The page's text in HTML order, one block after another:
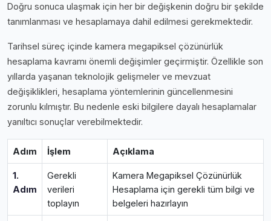
Doğru sonuca ulaşmak için her bir değişkenin doğru bir şekilde
tanımlanması ve hesaplamaya dahil edilmesi gerekmektedir.
Tarihsel süreç içinde kamera megapiksel çözünürlük
hesaplama kavramı önemli değişimler geçirmiştir. Özellikle son
yıllarda yaşanan teknolojik gelişmeler ve mevzuat
değişiklikleri, hesaplama yöntemlerinin güncellenmesini
zorunlu kılmıştır. Bu nedenle eski bilgilere dayalı hesaplamalar
yanıltıcı sonuçlar verebilmektedir.
Adım İşlem Açıklama
1.
Adım
Gerekli
verileri
toplayın
Kamera Megapiksel Çözünürlük
Hesaplama için gerekli tüm bilgi ve
belgeleri hazırlayın